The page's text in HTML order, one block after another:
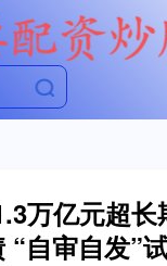
万亿元超
“自审自发”